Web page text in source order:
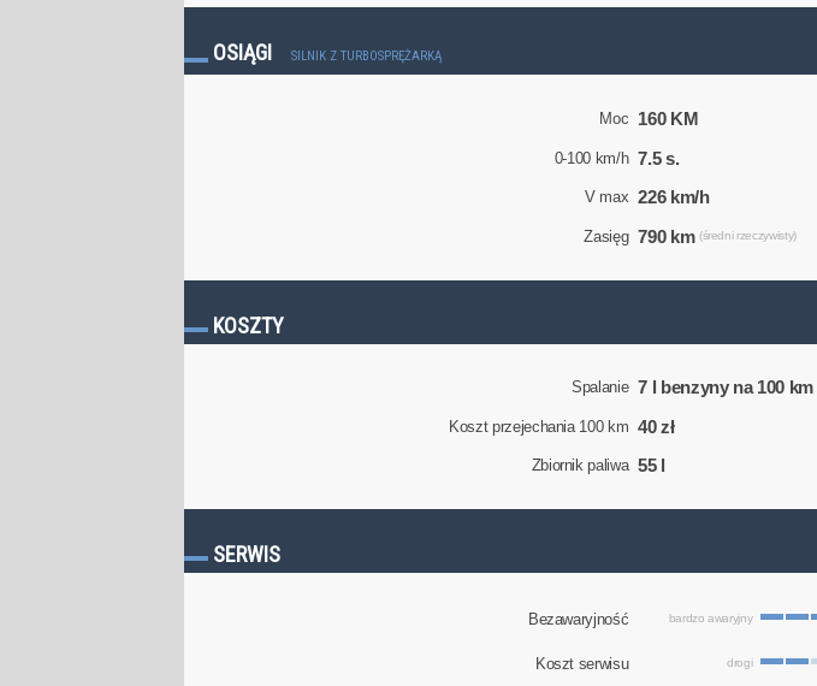
OSIĄGI SILNIK Z TURBOSPRĘŻARKĄ
Moc 160 KM
0-100 km/h 7.5 s.
V max 226 km/h
Zasięg 790 km (średni rzeczywisty)
KOSZTY
Spalanie 7 l benzyny na 100 km
Koszt przejechania 100 km 40 zł
Zbiornik paliwa 55 l
SERWIS
Bezawaryjność bardzo awaryjny
Koszt serwisu drogi